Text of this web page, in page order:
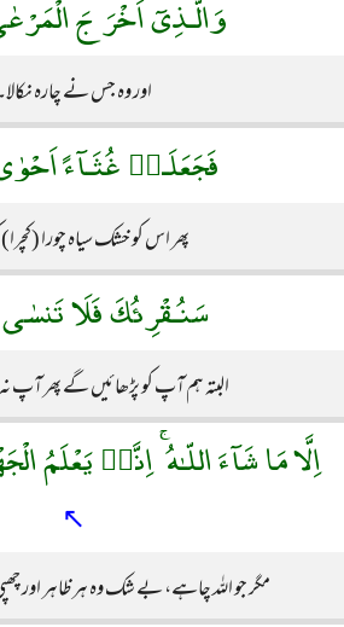
وَالَّـذِىٓ اَخْرَجَ
اور وہ جس نے چارہ
فَجَعَلَـهٝ غُثَـآءً
پھر اس کو خشک سیاہ چورا (کچرا)
سَنُـقْرِئُكَ فَلَا
البتہ ہم آپ کو پڑھائیں گے پھر آپ
اِلَّا مَا شَآءَ اللّـٰهُ ۚ اِنَّهٝ يَعْلَمُ
↖
مگر جو اللہ چاہے، بے شک وہ ہر ظاہر اور